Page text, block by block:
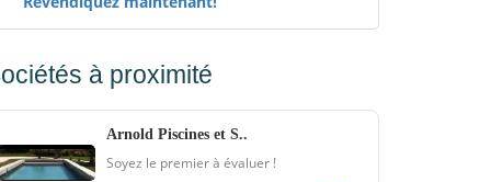
à proximité
Arnold Piscines et S..
Soyez le premier à évaluer !